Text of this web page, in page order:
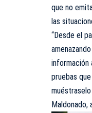
que no
las
“Desde el
información
pruebas
Maldonado,